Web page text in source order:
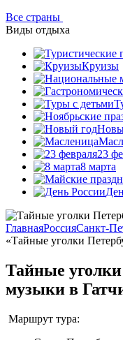
Все страны
Виды отдыха
Круизы
23
8 марта
ГлавнаяРоссияСанкт-
«Тайные уголки
Тайные
музыки в
Маршрут тура: